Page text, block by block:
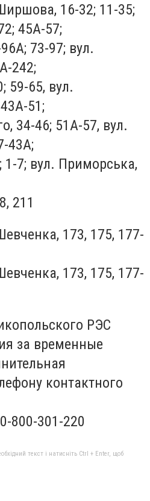
16-32; 11-35;
45А-57;
73-97; вул.
242;
59-65, вул.
51;
34-46; 51А-57, вул.
43А;
1-7; вул. Приморська,
211
173, 175, 177-
173, 175, 177-
РЭС
за временные
контактного
800-301-220
текст і натисніть Ctrl + Enter, щоб